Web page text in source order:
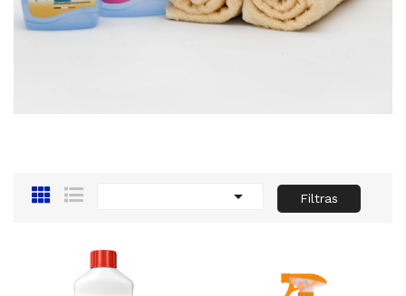
 Filtras